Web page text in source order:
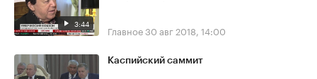
3:44 Главное30 авг 2018, 14:00
Каспийский саммит